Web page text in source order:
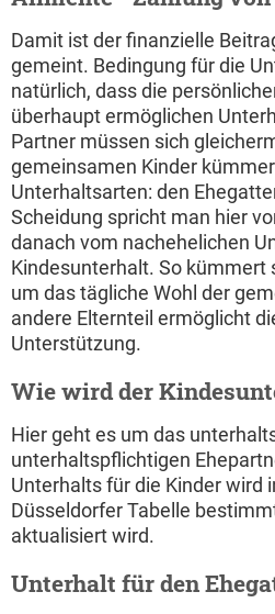
Damit ist der finanzielle
gemeint. Bedingung für die
natürlich, dass die
überhaupt ermöglichen
Partner müssen sich
gemeinsamen Kinder
Unterhaltsarten: den
Scheidung spricht man hier
danach vom nachehelichen
Kindesunterhalt. So kümmert
um das tägliche Wohl der
andere Elternteil ermöglicht
Unterstützung.
Wie wird der
Hier geht es um das
unterhaltspflichtigen
Unterhalts für die Kinder wird
Düsseldorfer Tabelle
aktualisiert wird.
Unterhalt für den